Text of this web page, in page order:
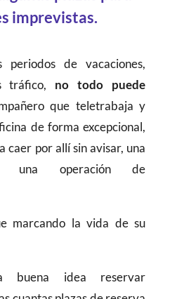
imprevistas.
periodos de vacaciones,
tráfico, no todo puede
que teletrabaja y
de forma excepcional,
caer por allí sin avisar, una
una operación de
marcando la vida de su
buena idea reservar